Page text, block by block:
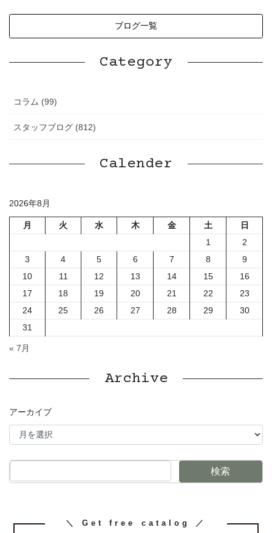
ブログ一覧
Category
コラム (99)
スタッフブログ (812)
Calender
2026年8月
月 火 水 木 金 土
日
1
2
3
4 5 6 7 8
9
10
11 12 13 14 15
16
17
18 19 20 21 22
23
24
25 26 27 28 29
30
31
« 7月
Archive
アーカイブ
検索
カ
＼ Get free catalog ／